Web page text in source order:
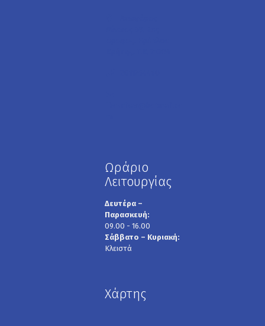
Ωράριο
Λειτουργίας
Δευτέρα –
Παρασκευή:
09.00 - 16.00
Σάββατο – Κυριακή:
Κλειστά
Χάρτης